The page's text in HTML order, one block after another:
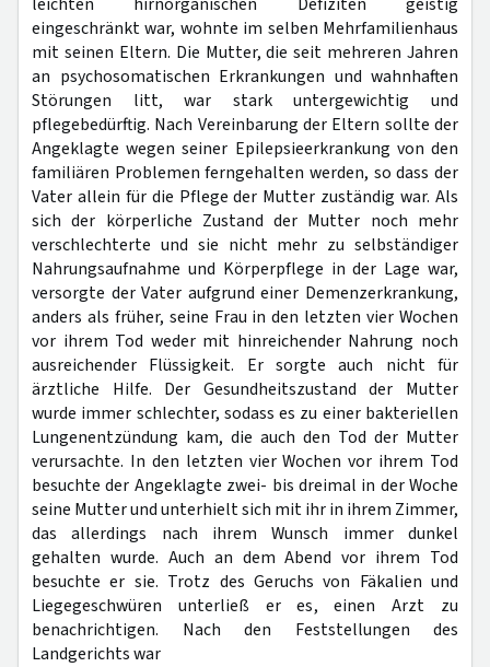
eingeschränkt war, wohnte im selben Mehrfamilienhaus
mit seinen Eltern. Die Mutter, die seit mehreren Jahren
an psychosomatischen Erkrankungen und wahnhaften
Störungen litt, war stark untergewichtig und
pflegebedürftig. Nach Vereinbarung der Eltern sollte der
Angeklagte wegen seiner Epilepsieerkrankung von den
familiären Problemen ferngehalten werden, so dass der
Vater allein für die Pflege der Mutter zuständig war. Als
sich der körperliche Zustand der Mutter noch mehr
verschlechterte und sie nicht mehr zu selbständiger
Nahrungsaufnahme und Körperpflege in der Lage war,
versorgte der Vater aufgrund einer Demenzerkrankung,
anders als früher, seine Frau in den letzten vier Wochen
vor ihrem Tod weder mit hinreichender Nahrung noch
ausreichender Flüssigkeit. Er sorgte auch nicht für
ärztliche Hilfe. Der Gesundheitszustand der Mutter
wurde immer schlechter, sodass es zu einer bakteriellen
Lungenentzündung kam, die auch den Tod der Mutter
verursachte. In den letzten vier Wochen vor ihrem Tod
besuchte der Angeklagte zwei- bis dreimal in der Woche
seine Mutter und unterhielt sich mit ihr in ihrem Zimmer,
das allerdings nach ihrem Wunsch immer dunkel
gehalten wurde. Auch an dem Abend vor ihrem Tod
besuchte er sie. Trotz des Geruchs von Fäkalien und
Liegegeschwüren unterließ er es, einen Arzt zu
benachrichtigen. Nach den Feststellungen des
Landgerichts war